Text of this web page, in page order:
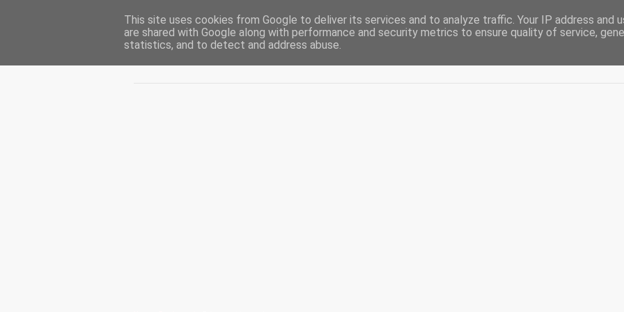
CUIBUL CU VIPERE
This site uses cookies from Google to deliver its services and to analyze traffic. Your IP address and
are shared with Google along with performance and security metrics to ensure quality of service,
statistics, and to detect and address abuse.